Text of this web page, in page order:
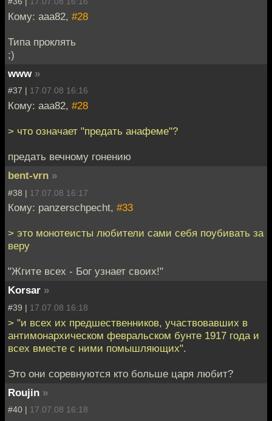
Кому: aaa82, #28
Типа проклять
;)
www »
#37 | 17.07.08 16:16
Кому: aaa82, #28
> что означает "предать анафеме"?
предать вечному гонению
bent-vrn »
#38 | 17.07.08 16:17
Кому: panzerschpecht, #33
> это монотеисты любители сами себя поубивать за
веру
"Жгите всех - Бог узнает своих!"
Korsar »
#39 | 17.07.08 16:18
> "и всех их предшественников, участвовавших в
антимонархическом февральском бунте 1917 года и
всех вместе с ними помышляющих".
Это они соревнуются кто больше царя любит?
Roujin »
#40 | 17.07.08 16:18